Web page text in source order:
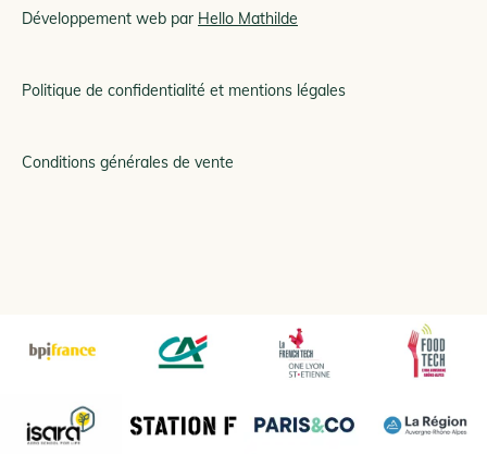
Développement web par Hello Mathilde
Politique de confidentialité et mentions légales
Conditions générales de vente